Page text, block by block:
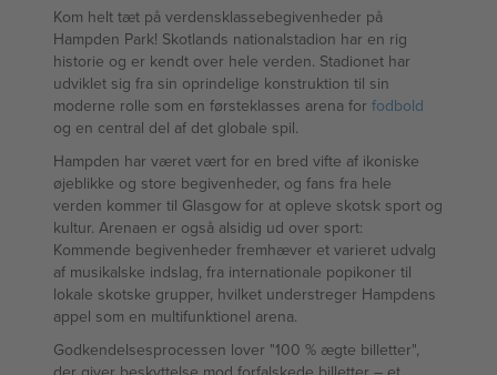
Kom helt tæt på verdensklassebegivenheder på
Hampden Park! Skotlands nationalstadion har en rig
historie og er kendt over hele verden. Stadionet har
udviklet sig fra sin oprindelige konstruktion til sin
moderne rolle som en førsteklasses arena for fodbold
og en central del af det globale spil.
Hampden har været vært for en bred vifte af ikoniske
øjeblikke og store begivenheder, og fans fra hele
verden kommer til Glasgow for at opleve skotsk sport og
kultur. Arenaen er også alsidig ud over sport:
Kommende begivenheder fremhæver et varieret udvalg
af musikalske indslag, fra internationale popikoner til
lokale skotske grupper, hvilket understreger Hampdens
appel som en multifunktionel arena.
Godkendelsesprocessen lover "100 % ægte billetter",